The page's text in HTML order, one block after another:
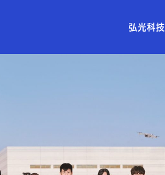
(current)
(current)
弘光科